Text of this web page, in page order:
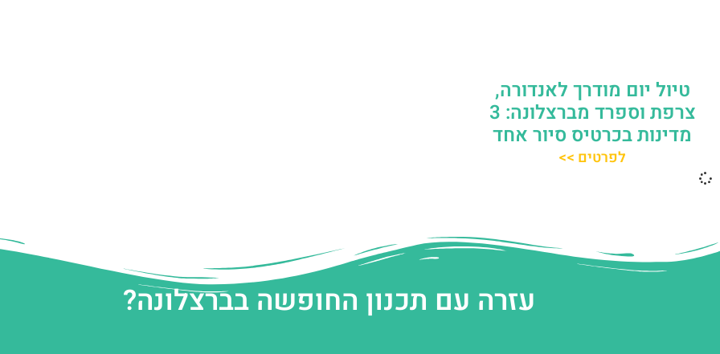
טיול יום מודרך לאנדורה,
צרפת וספרד מברצלונה: 3
מדינות בכרטיס סיור אחד
לפרטים >>
עזרה עם תכנון החופשה בברצלונה?